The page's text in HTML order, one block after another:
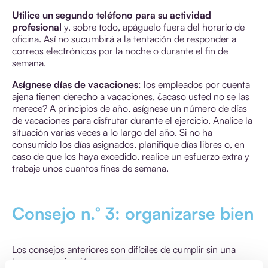
Utilice un segundo teléfono para su actividad
profesional y, sobre todo, apáguelo fuera del horario de
oficina. Así no sucumbirá a la tentación de responder a
correos electrónicos por la noche o durante el fin de
semana.
Asígnese días de vacaciones: los empleados por cuenta
ajena tienen derecho a vacaciones, ¿acaso usted no se las
merece? A principios de año, asígnese un número de días
de vacaciones para disfrutar durante el ejercicio. Analice la
situación varias veces a lo largo del año. Si no ha
consumido los días asignados, planifique días libres o, en
caso de que los haya excedido, realice un esfuerzo extra y
trabaje unos cuantos fines de semana.
Consejo n.° 3: organizarse bien
Los consejos anteriores son difíciles de cumplir sin una
buena organización.